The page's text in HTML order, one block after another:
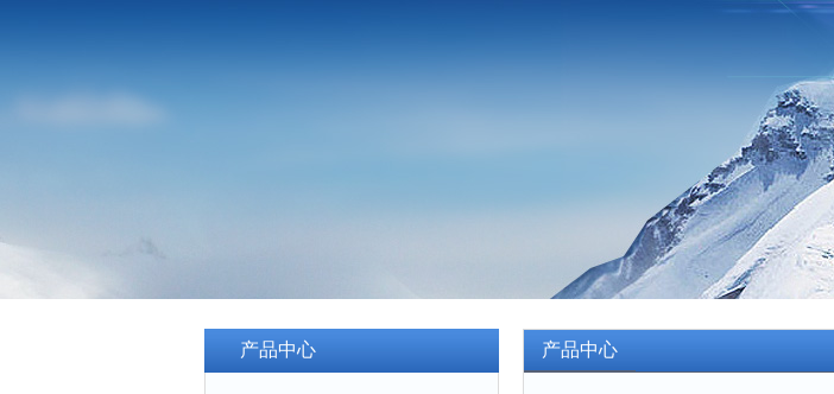
产品中心 产品中心